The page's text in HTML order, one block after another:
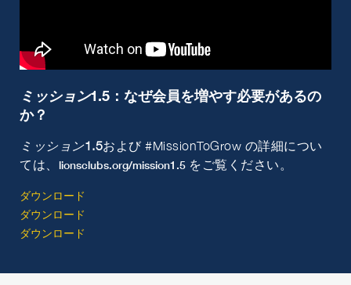
ミッション1.5 ：なぜ会員を増やす必要があるの
か？
ミッション1.5および #MissionToGrow の詳細につい
ては、 lionsclubs.org/mission1.5をご覧ください。
ダウンロード
ダウンロード
ダウンロード